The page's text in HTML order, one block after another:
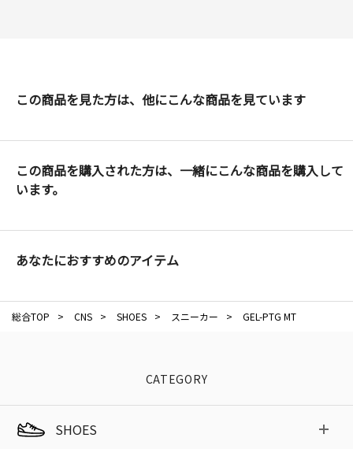
この商品を見た方は、他にこんな商品を見ています
この商品を購入された方は、一緒にこんな商品を購入して
います。
あなたにおすすめのアイテム
総合TOP > CNS > SHOES > スニーカー > GEL-PTG MT
CATEGORY
SHOES